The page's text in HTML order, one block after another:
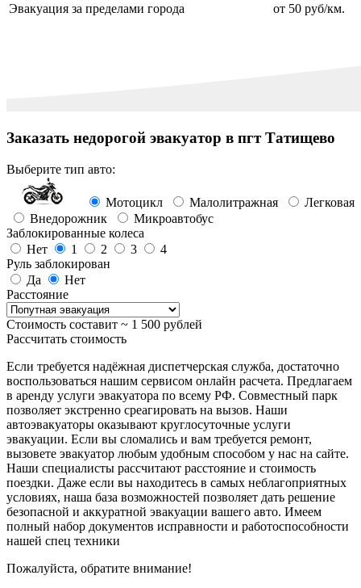
Эвакуация за пределами города
от 50 руб/км.
Заказать недорогой эвакуатор в пгт Татищево
Выберите тип авто:
Мотоцикл Малолитражная
Легковая
Внедорожник
Микроавтобус
Заблокированные колеса
Нет
1 2 3
4
Руль заблокирован
Да
Нет
Расстояние
Стоимость составит ~ 1 500 рублей
Рассчитать стоимость
Если требуется надёжная диспетчерская служба, достаточно
воспользоваться нашим сервисом онлайн расчета. Предлагаем
в аренду услуги эвакуатора по всему РФ. Совместный парк
позволяет экстренно среагировать на вызов. Наши
автоэвакуаторы оказывают круглосуточные услуги
эвакуации. Если вы сломались и вам требуется ремонт,
вызовете эвакуатор любым удобным способом у нас на сайте.
Наши специалисты рассчитают расстояние и стоимость
поездки. Даже если вы находитесь в самых неблагоприятных
условиях, наша база возможностей позволяет дать решение
безопасной и аккуратной эвакуации вашего авто. Имеем
полный набор документов исправности и работоспособности
нашей спец техники
Пожалуйста, обратите внимание!